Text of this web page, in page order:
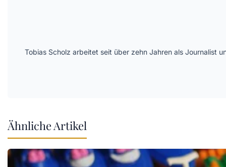
Tobias Scholz arbeitet seit über zehn Jahren als Journalist
Ähnliche Artikel